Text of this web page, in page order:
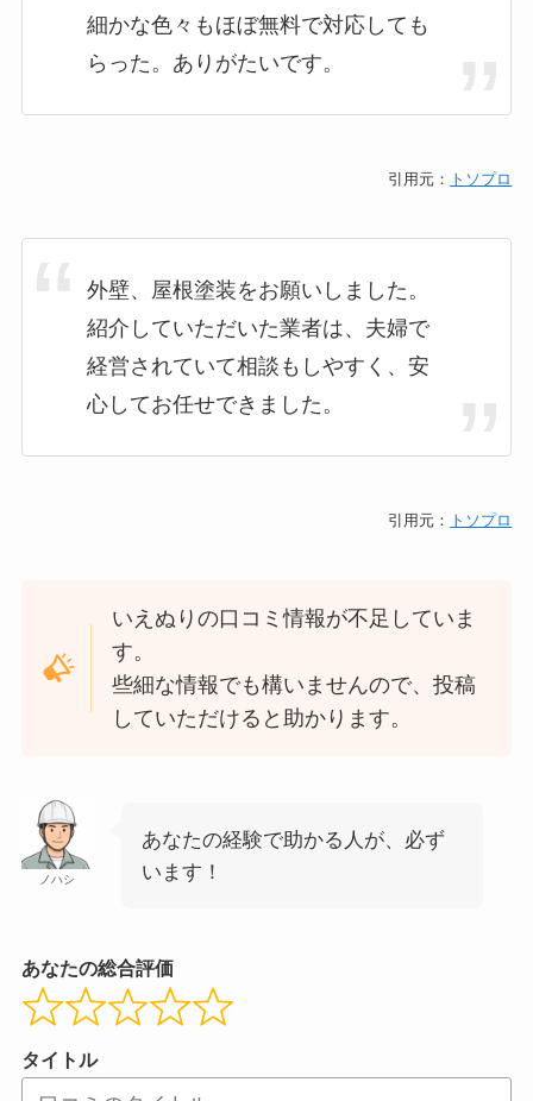
細かな色々もほぼ無料で対応しても
らった。ありがたいです。
引用元： トソプロ
外壁、屋根塗装をお願いしました。
紹介していただいた業者は、夫婦で
経営されていて相談もしやすく、安
心してお任せできました。
引用元： トソプロ
いえぬりの口コミ情報が不足していま
す。
些細な情報でも構いませんので、投稿
していただけると助かります。
ノハシ
あなたの経験で助かる人が、必ず
います！
あなたの総合評価
タイトル